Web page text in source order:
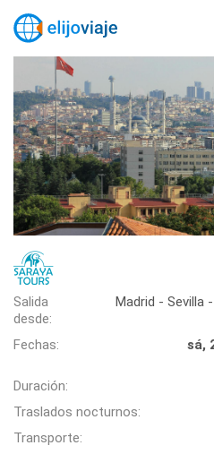
Salida
desde:
Madrid - Sevilla
Fechas:
sá,
Duración:
Traslados nocturnos:
Transporte: